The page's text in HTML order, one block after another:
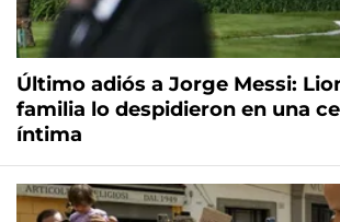
Último adiós a Jorge Messi:
familia lo despidieron en una
íntima